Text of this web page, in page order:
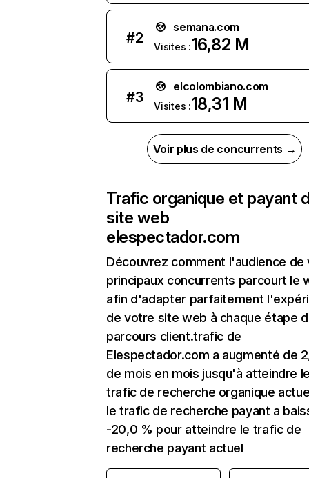
#2
semana.com
Visites :16,82 M
#3
elcolombiano.com
Visites :18,31 M
Voir plus de concurrents →
Trafic organique et payant
site web
elespectador.com
Découvrez comment l'audience de
principaux concurrents parcourt le
afin d'adapter parfaitement
de votre site web à chaque étape
parcours client.trafic de
Elespectador.com a augmenté de
de mois en mois jusqu'à atteindre
trafic de recherche organique
le trafic de recherche payant a
-20,0 % pour atteindre le trafic de
recherche payant actuel